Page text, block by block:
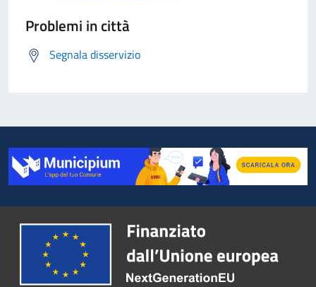
Problemi in città
Segnala disservizio